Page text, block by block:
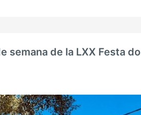
semana de la LXX Festa do